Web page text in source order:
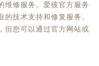
维修服务。爱彼官方服务
技术支持和修复服务。
但您可以通过官方网站或